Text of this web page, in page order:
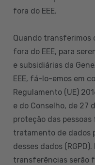
fora do EEE.
Quando transferimos
fora do EEE, para
e subsidiárias da
EEE, fá-lo-emos em
Regulamento (UE)
e do Conselho, de 27
proteção das
tratamento de dados
desses dados
transferências serão